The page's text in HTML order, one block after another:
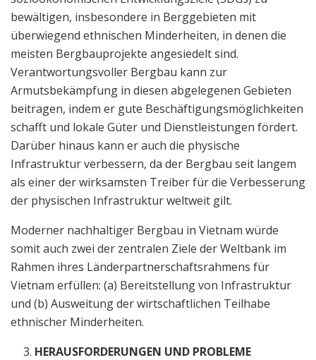
bewältigen, insbesondere in Berggebieten mit
überwiegend ethnischen Minderheiten, in denen die
meisten Bergbauprojekte angesiedelt sind.
Verantwortungsvoller Bergbau kann zur
Armutsbekämpfung in diesen abgelegenen Gebieten
beitragen, indem er gute Beschäftigungsmöglichkeiten
schafft und lokale Güter und Dienstleistungen fördert.
Darüber hinaus kann er auch die physische
Infrastruktur verbessern, da der Bergbau seit langem
als einer der wirksamsten Treiber für die Verbesserung
der physischen Infrastruktur weltweit gilt.
Moderner nachhaltiger Bergbau in Vietnam würde
somit auch zwei der zentralen Ziele der Weltbank im
Rahmen ihres Länderpartnerschaftsrahmens für
Vietnam erfüllen: (a) Bereitstellung von Infrastruktur
und (b) Ausweitung der wirtschaftlichen Teilhabe
ethnischer Minderheiten.
HERAUSFORDERUNGEN UND PROBLEME